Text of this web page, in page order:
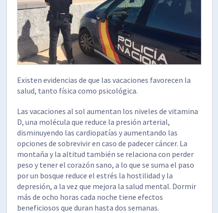
Existen evidencias de que las vacaciones favorecen la
salud, tanto física como psicológica.
Las vacaciones al sol aumentan los niveles de vitamina
D, una molécula que reduce la presión arterial,
disminuyendo las cardiopatías y aumentando las
opciones de sobrevivir en caso de padecer cáncer. La
montaña y la altitud también se relaciona con perder
peso y tener el corazón sano, a lo que se suma el paso
por un bosque reduce el estrés la hostilidad y la
depresión, a la vez que mejora la salud mental. Dormir
más de ocho horas cada noche tiene efectos
beneficiosos que duran hasta dos semanas.